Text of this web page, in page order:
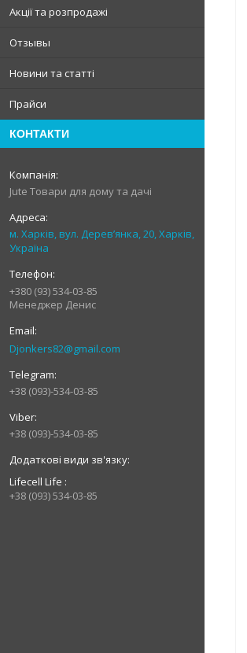
Акції та розпродажі
Отзывы
Новини та статті
Прайси
КОНТАКТИ
Jute Товари для дому та дачі
м. Харків, вул. Дерев’янка, 20, Харків,
Україна
+380 (93) 534-03-85
Менеджер Денис
Djonkers82@gmail.com
+38 (093)-534-03-85
+38 (093)-534-03-85
Lifecell Life
+38 (093) 534-03-85